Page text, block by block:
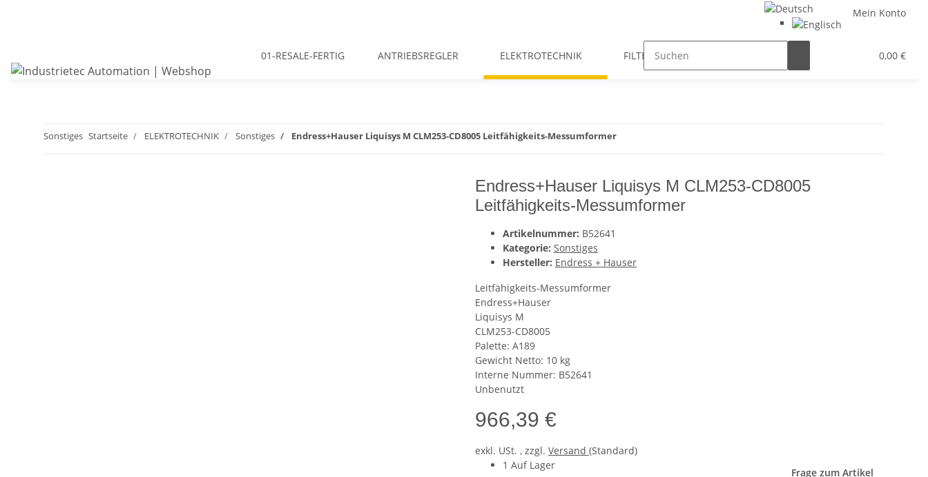
Mein Konto
0,00 €
01-RESALE-FERTIG ANTRIEBSREGLER ELEKTROTECHNIK FILTER / DROSSEL HYDRAULIK
Sonstiges Startseite ELEKTROTECHNIK Sonstiges Endress+Hauser Liquisys M CLM253-CD8005 Leitfähigkeits-Messumformer
Endress+Hauser Liquisys M CLM253-CD8005
Leitfähigkeits-Messumformer
Artikelnummer: B52641
Kategorie: Sonstiges
Hersteller: Endress + Hauser
Leitfähigkeits-Messumformer
Endress+Hauser
Liquisys M
CLM253-CD8005
Palette: A189
Gewicht Netto: 10 kg
Interne Nummer: B52641
Unbenutzt
966,39 €
exkl. USt. , zzgl. Versand (Standard)
1 Auf Lager
Frage zum Artikel